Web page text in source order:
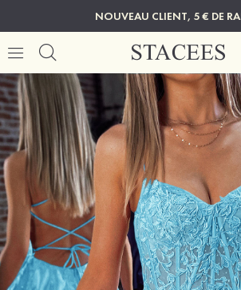
NOUVEAU CLIENT, 5 € DE